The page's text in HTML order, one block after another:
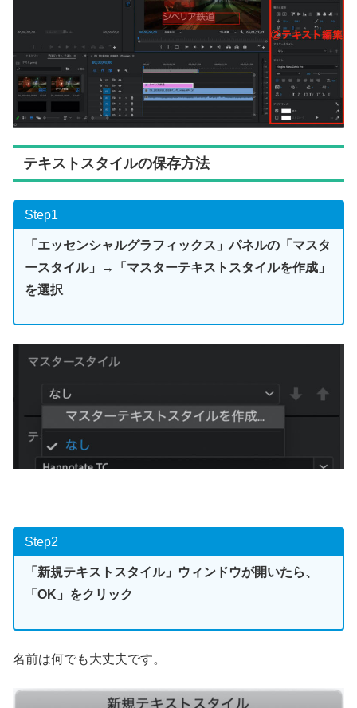
テキストスタイルの保存方法
Step1
「エッセンシャルグラフィックス」パネルの「マスタ
ースタイル」→「マスターテキストスタイルを作成」
を選択
Step2
「新規テキストスタイル」ウィンドウが開いたら、
「OK」をクリック
名前は何でも大丈夫です。